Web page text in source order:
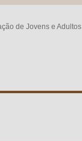
de Jovens e Adultos